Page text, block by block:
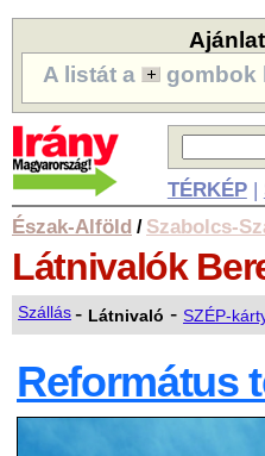
A listát a
gombok
TÉRKÉP|
Észak-Alföld / Szabolcs-
Látnivalók
Szállás- Látnivaló - SZÉP-
Református